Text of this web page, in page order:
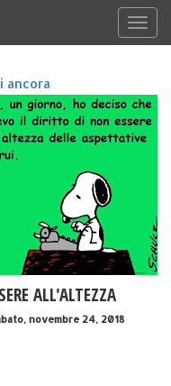
ancora
ALL'ALTEZZA
novembre 24, 2018